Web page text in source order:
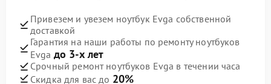
Привезем и увезем ноутбук Evga собственной
доставкой
Гарантия на наши работы по ремонту ноутбуков
Evga до 3-х лет
Срочный ремонт ноутбуков Evga в течении часа
Скидка для вас до 20%